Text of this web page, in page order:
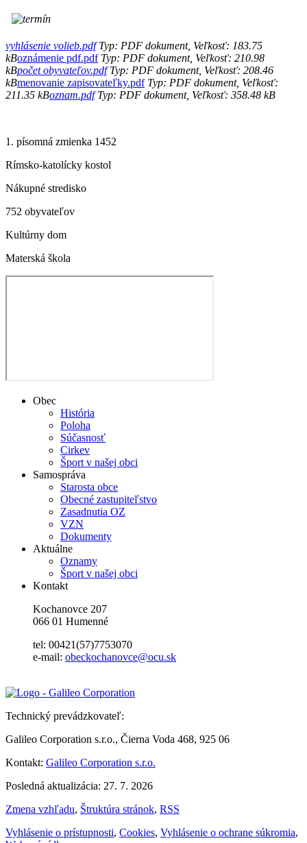
vyhlásenie volieb.pdfTyp: PDF dokument, Veľkosť: 183.75
kBoznámenie pdf.pdfTyp: PDF dokument, Veľkosť: 210.98
kBpočet obyvateľov.pdfTyp: PDF dokument, Veľkosť: 208.46
kBmenovanie zapisovateľky.pdfTyp: PDF dokument, Veľkosť:
211.35 kBoznam.pdfTyp: PDF dokument, Veľkosť: 358.48 kB
1. písomná zmienka 1452
Rímsko-katolícky kostol
Nákupné stredisko
752 obyvateľov
Kultúrny dom
Materská škola
Obec
História
Poloha
Súčasnosť
Cirkev
Šport v našej obci
Samospráva
Starosta obce
Obecné zastupiteľstvo
Zasadnutia OZ
VZN
Dokumenty
Aktuálne
Oznamy
Šport v našej obci
Kontakt
Kochanovce 207
066 01 Humenné
tel: 00421(57)7753070
e-mail: obeckochanovce@ocu.sk
Technický prevádzkovateľ:
Galileo Corporation s.r.o., Čierna Voda 468, 925 06
Kontakt: Galileo Corporation s.r.o.
Posledná aktualizácia: 27. 7. 2026
Zmena vzhľadu, Štruktúra stránok, RSS
Vyhlásenie o prístupnosti, Cookies, Vyhlásenie o ochrane súkromia,